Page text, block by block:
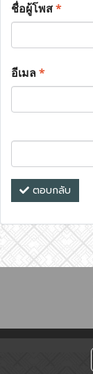
ชื่อผู้โพส*
อีเมล*
ตอบกลับ